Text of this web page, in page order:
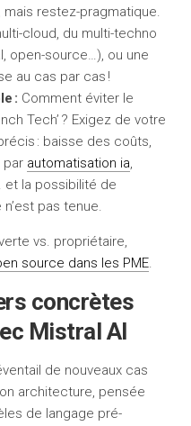
restez-pragmatique.
cloud, du multi-techno
open-source…), ou une
au cas par cas !
: Comment éviter le
Tech’ ? Exigez de votre
: baisse des coûts,
par automatisation ia,
et la possibilité de
pas tenue.
vs. propriétaire,
source dans les PME.
concrètes
Mistral AI
de nouveaux cas
architecture, pensée
de langage pré-